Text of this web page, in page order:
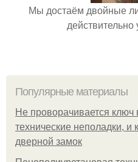
Мы достаём двойные
Популярные материалы
Не проворачивается
технические неполадки, и
дверной замок